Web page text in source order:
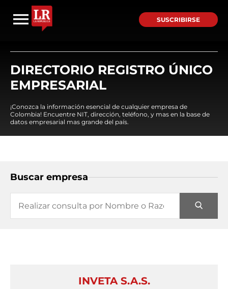
SUSCRIBIRSE
DIRECTORIO REGISTRO ÚNICO
EMPRESARIAL
¡Conozca la información esencial de cualquier empresa de
Colombia! Encuentre NIT, dirección, teléfono, y mas en la base de
datos empresarial mas grande del país.
Buscar empresa
INVETA S.A.S.